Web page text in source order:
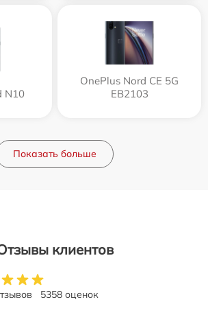
N10
OnePlus Nord CE 5G
EB2103
Показать больше
клиентов
5358 оценок